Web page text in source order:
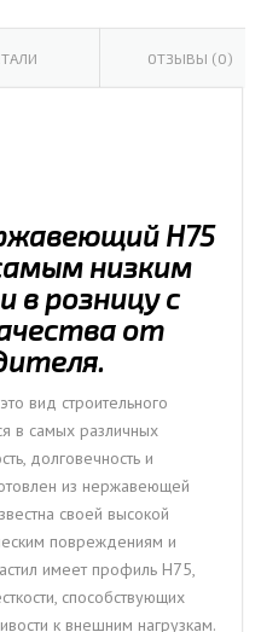
ОТЗЫВЫ (0)
Н75
низким
в розницу с
от
вид строительного
в самых различных
долговечность и
из нержавеющей
своей высокой
повреждениям и
имеет профиль Н75,
способствующих
к внешним нагрузкам.